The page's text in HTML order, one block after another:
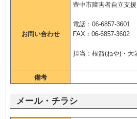
お問い合わせ
豊中市障害者自立支
電話：06-6857-3601
FAX：06-6857-3602
担当：根箭(ねや)・大
備考
メール・チラシ